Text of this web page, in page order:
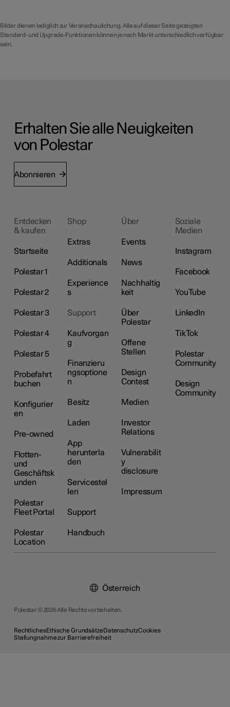
Bilder dienen lediglich zur Veranschaulichung. Alle auf dieser Seite gezeigten
Standard- und Upgrade-Funktionen können je nach Markt unterschiedlich verfügbar
sein.
Erhalten Sie alle Neuigkeiten
von Polestar
Abonnieren
Entdecken
& kaufen
Startseite
Polestar 1
Polestar 2
Polestar 3
Polestar 4
Polestar 5
Probefahrt
buchen
Konfigurier
en
Pre-owned
Flotten-
und
Geschäftsk
unden
Polestar
Fleet Portal
Polestar
Location
Shop
Extras
Additionals
Experience
s
Support
Kaufvorgan
g
Finanzieru
ngsoptione
n
Besitz
Laden
App
herunterla
den
Servicestel
len
Support
Handbuch
Über
Events
News
Nachhaltig
keit
Über
Polestar
Offene
Stellen
Design
Contest
Medien
Investor
Relations
Vulnerabilit
y
disclosure
Impressum
Soziale
Medien
Instagram
Facebook
YouTube
LinkedIn
TikTok
Polestar
Community
Design
Community
Polestar © 2026 Alle Rechte vorbehalten.
RechtlichesEthische GrundsätzeDatenschutzCookies
Stellungnahme zur Barrierefreiheit
Österreich